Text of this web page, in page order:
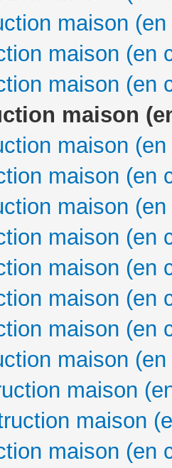
maison
maison (en
maison (en
maison
maison
maison (en
maison
maison (en
maison (en
maison (en
maison (en
maison
maison
maison
maison (en